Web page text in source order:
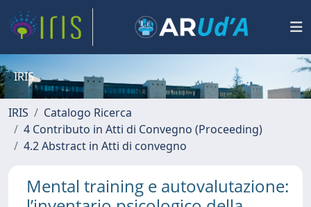
IRIS
IRIS
Catalogo Ricerca
4 Contributo in Atti di Convegno (Proceeding)
4.2 Abstract in Atti di convegno
Mental training e autovalutazione: